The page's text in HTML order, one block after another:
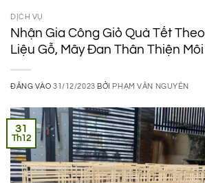
DỊCH VỤ
Nhận Gia Công Giỏ Quà Tết
Liệu Gỗ, Mây Đan Thân Thiện
ĐĂNG VÀO31/12/2023 BỞI PHẠM VĂN NGUYÊN
31
Th12